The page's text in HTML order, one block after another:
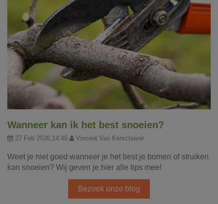
Wanneer kan ik het best snoeien?
27 Feb 2026,14:45 Vincent Van Kerschaver
Weet je niet goed wanneer je het best je bomen of struiken
kan snoeien? Wij geven je hier alle tips mee!
Bezoek onze blog